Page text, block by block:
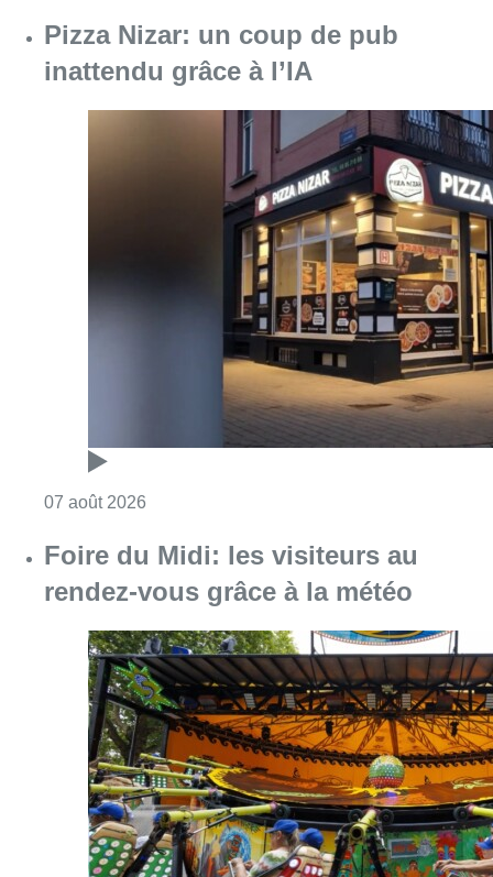
Consulter l'article "Pizza Nizar: un coup de
Foire du Midi: les visiteurs au
rendez-vous grâce à la météo
07 août 2026 Consulter l'article "Foire du Midi: les
Les Bruxellois respectent mieux les
zones 30 ?